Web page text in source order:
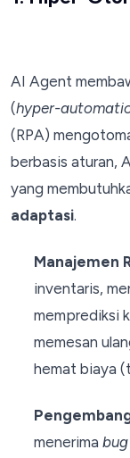
AI Agent
(hyper-
(RPA)
berbasis aturan,
yang
adaptasi.
Manajemen
inventaris,
memprediksi
memesan
hemat biaya
menerima